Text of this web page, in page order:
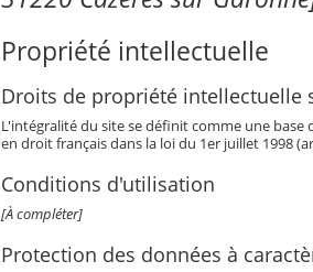
Propriété intellectuelle
Droits de propriété intellectuelle
L'intégralité du site se définit comme une base
en droit français dans la loi du 1er juillet 1998
Conditions d'utilisation
[À compléter]
Protection des données à